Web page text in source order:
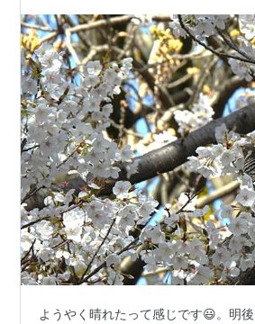
ようやく晴れたって感じです😃。明